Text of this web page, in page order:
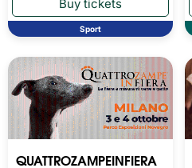
Sport
QUATTROZAMPEINFIERA